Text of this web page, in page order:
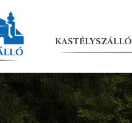
KASTÉLYSZÁLLÓ